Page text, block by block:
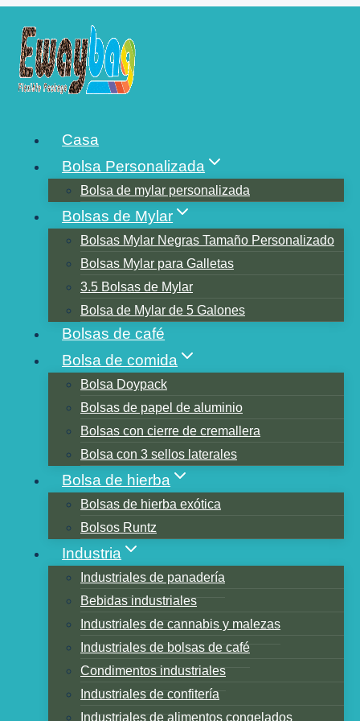
contenido
Casa
Bolsa Personalizada
Bolsa de mylar personalizada
Bolsas de Mylar
Bolsas Mylar Negras Tamaño Personalizado
Bolsas Mylar para Galletas
3.5 Bolsas de Mylar
Bolsa de Mylar de 5 Galones
Bolsas de café
Bolsa de comida
Bolsa Doypack
Bolsas de papel de aluminio
Bolsas con cierre de cremallera
Bolsa con 3 sellos laterales
Bolsa de hierba
Bolsas de hierba exótica
Bolsos Runtz
Industria
Industriales de panadería
Bebidas industriales
Industriales de cannabis y malezas
Industriales de bolsas de café
Condimentos industriales
Industriales de confitería
Industriales de alimentos congelados
ALIMENTOS EN UNA
BOLSA DE MYLAR
Table of Contents
El efecto protector del papel de aluminio
en los alimentos.
El papel del absorbente de oxígeno.
Impermeabilización de bolsas de mylar
La humedad puede dañar los alimentos
Las bolsas de mylar protegen los
alimentos durante mucho tiempo.
Elegir la bolsa de mylar adecuada
Cómo protege la bolsa de mylar los
alimentos
bolsa de mylar se puede imprimir
Resumen